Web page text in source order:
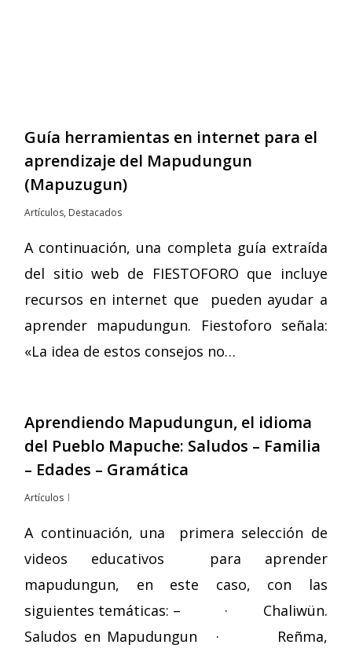
Guía herramientas en internet para el
aprendizaje del Mapudungun
(Mapuzugun)
Artículos, Destacados
A continuación, una completa guía extraída
del sitio web de FIESTOFORO que incluye
recursos en internet que pueden ayudar a
aprender mapudungun. Fiestoforo señala:
«La idea de estos consejos no…
Aprendiendo Mapudungun, el idioma
del Pueblo Mapuche: Saludos – Familia
– Edades – Gramática
Artículos
A continuación, una primera selección de
videos educativos para aprender
mapudungun, en este caso, con las
siguientes temáticas: – · Chaliwün.
Saludos en Mapudungun · Reñma,